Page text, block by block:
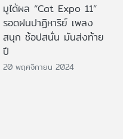
มูได้ผล “Cat Expo 11”
รอดฝนปาฏิหาริย์ เพลง
สนุก ช้อปสนั่น มันส่งท้าย
ปี
20 พฤศจิกายน 2024